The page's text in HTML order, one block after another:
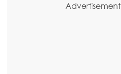
Advertisement